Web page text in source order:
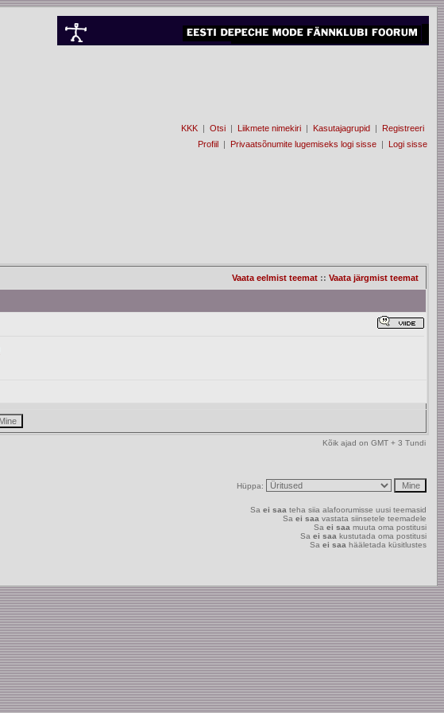
KKK | Otsi | Liikmete nimekiri | Kasutajagrupid | Registreeri
Profiil | Privaatsõnumite lugemiseks logi sisse | Logi sisse
Vaata eelmist teemat :: Vaata järgmist teemat
Kõik ajad on GMT + 3 Tundi
Hüppa:
Sa ei saa teha siia alafoorumisse uusi teemasid
Sa ei saa vastata siinsetele teemadele
Sa ei saa muuta oma postitusi
Sa ei saa kustutada oma postitusi
Sa ei saa hääletada küsitlustes